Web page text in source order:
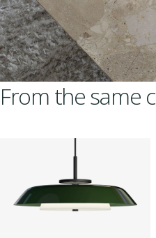
From the same